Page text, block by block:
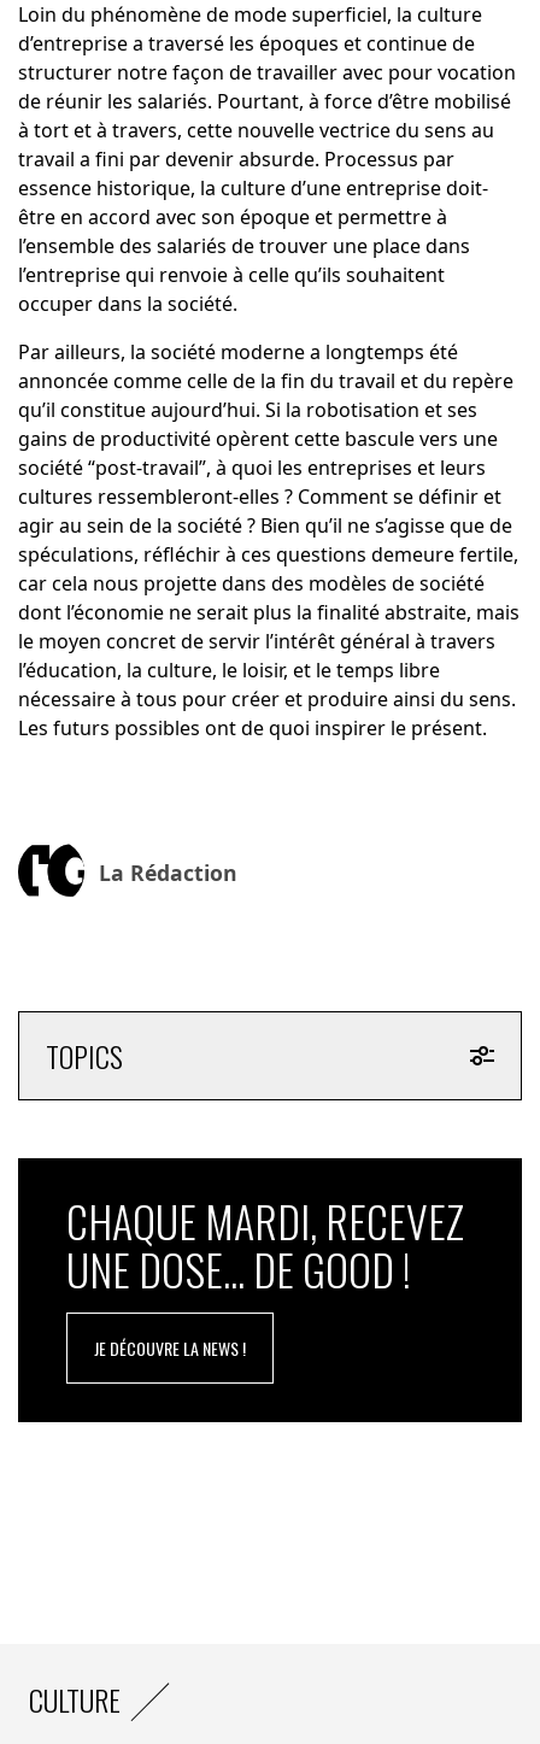
Loin du phénomène de mode superficiel, la culture
d’entreprise a traversé les époques et continue de
structurer notre façon de travailler avec pour vocation
de réunir les salariés. Pourtant, à force d’être mobilisé
à tort et à travers, cette nouvelle vectrice du sens au
travail a fini par devenir absurde. Processus par
essence historique, la culture d’une entreprise doit-
être en accord avec son époque et permettre à
l’ensemble des salariés de trouver une place dans
l’entreprise qui renvoie à celle qu’ils souhaitent
occuper dans la société.
Par ailleurs, la société moderne a longtemps été
annoncée comme celle de la fin du travail et du repère
qu’il constitue aujourd’hui. Si la robotisation et ses
gains de productivité opèrent cette bascule vers une
société “post-travail”, à quoi les entreprises et leurs
cultures ressembleront-elles ? Comment se définir et
agir au sein de la société ? Bien qu’il ne s’agisse que de
spéculations, réfléchir à ces questions demeure fertile,
car cela nous projette dans des modèles de société
dont l’économie ne serait plus la finalité abstraite, mais
le moyen concret de servir l’intérêt général à travers
l’éducation, la culture, le loisir, et le temps libre
nécessaire à tous pour créer et produire ainsi du sens.
Les futurs possibles ont de quoi inspirer le présent.
La Rédaction
TOPICS
CHAQUE MARDI, RECEVEZ
UNE DOSE... DE GOOD !
JE DÉCOUVRE LA NEWS !
CULTURE